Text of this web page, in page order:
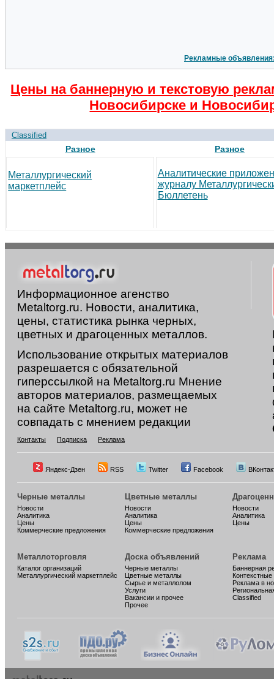
Рекламные
Цены на баннерную и текстовую
Новосибирске и
Classified
Разное
Металлургический
маркетплейс
Разное
Аналитические
журналу
Бюллетень
Информационное агенство
Metaltorg.ru. Новости, аналитика,
цены, статистика рынка черных,
цветных и драгоценных металлов.
Использование открытых материалов
разрешается с обязательной
гиперссылкой на Metaltorg.ru Мнение
авторов материалов, размещаемых
на сайте Metaltorg.ru, может не
совпадать с мнением редакции
Контакты Подписка Реклама
Яндекс-Дзен RSS Twitter Facebook
Черные металлы
Новости
Аналитика
Цены
Коммерческие предложения
Цветные металлы
Новости
Аналитика
Цены
Коммерческие предложения
Новости
Аналитика
Цены
Металлоторговля
Каталог организаций
Металлургический маркетплейс
Доска объявлений
Черные металлы
Цветные металлы
Сырье и металлолом
Услуги
Вакансии и прочее
Прочее
Реклама
Баннерная
Реклама в
Classified